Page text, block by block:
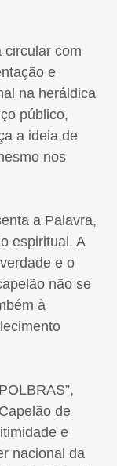
circular com
e
na heráldica
público,
a ideia de
nos
a Palavra,
espiritual. A
e o
não se
à
de
e
nacional da